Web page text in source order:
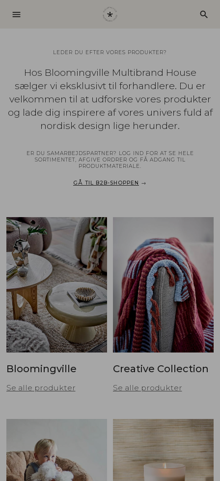
menu search
LEDER DU EFTER VORES PRODUKTER?
Hos Bloomingville Multibrand House
sælger vi eksklusivt til forhandlere. Du er
velkommen til at udforske vores produkter
og lade dig inspirere af vores univers fuld af
nordisk design lige herunder.
ER DU SAMARBEJDSPARTNER? LOG IND FOR AT SE HELE
SORTIMENTET, AFGIVE ORDRER OG FÅ ADGANG TIL
PRODUKTMATERIALE.
GÅ TIL B2B-SHOPPEN →
Bloomingville
Se alle produkter
Creative Collection
Se alle produkter